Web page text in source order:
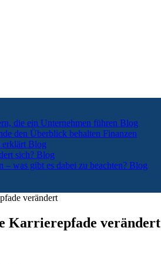
die ein Unternehmen führen Blog
den Überblick behalten Finanzen
erklärt Blog
sich? Blog
was gibt es dabei zu beachten? Blog
verändert
Karrierepfade verändert